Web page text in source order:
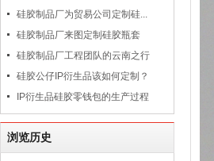
硅胶制品厂为贸易公司定制硅...
硅胶制品厂来图定制硅胶瓶套
硅胶制品厂工程团队的云南之行
硅胶公仔IP衍生品该如何定制？
IP衍生品硅胶零钱包的生产过程
浏览历史